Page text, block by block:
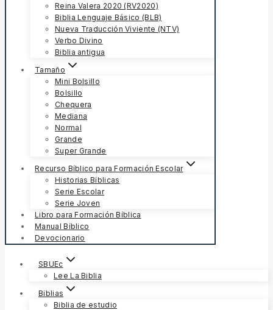
Reina Valera 2020 (RV2020)
Biblia Lenguaje Básico (BLB)
Nueva Traducción Viviente (NTV)
Verbo Divino
Biblia antigua
Tamaño
Mini Bolsillo
Bolsillo
Chequera
Mediana
Normal
Grande
Super Grande
Recurso Bíblico para Formación Escolar
Historias Bíblicas
Serie Escolar
Serie Joven
Libro para Formación Bíblica
Manual Bíblico
Devocionario
SBUEc
Lee La Biblia
Biblias
Biblia de estudio